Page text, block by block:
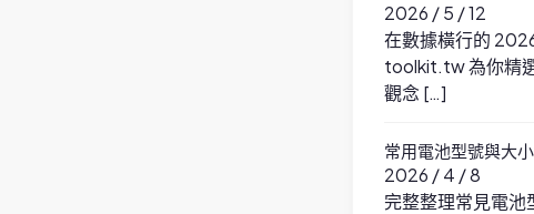
2026 / 5 / 12
在數據橫行的
toolkit.tw 為你精
觀念 […]
常用電池型號與大
2026 / 4 / 8
完整整理常見電池